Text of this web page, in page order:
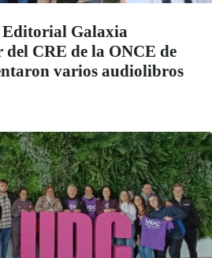
Editorial Galaxia
CRE de la ONCE de
varios audiolibros